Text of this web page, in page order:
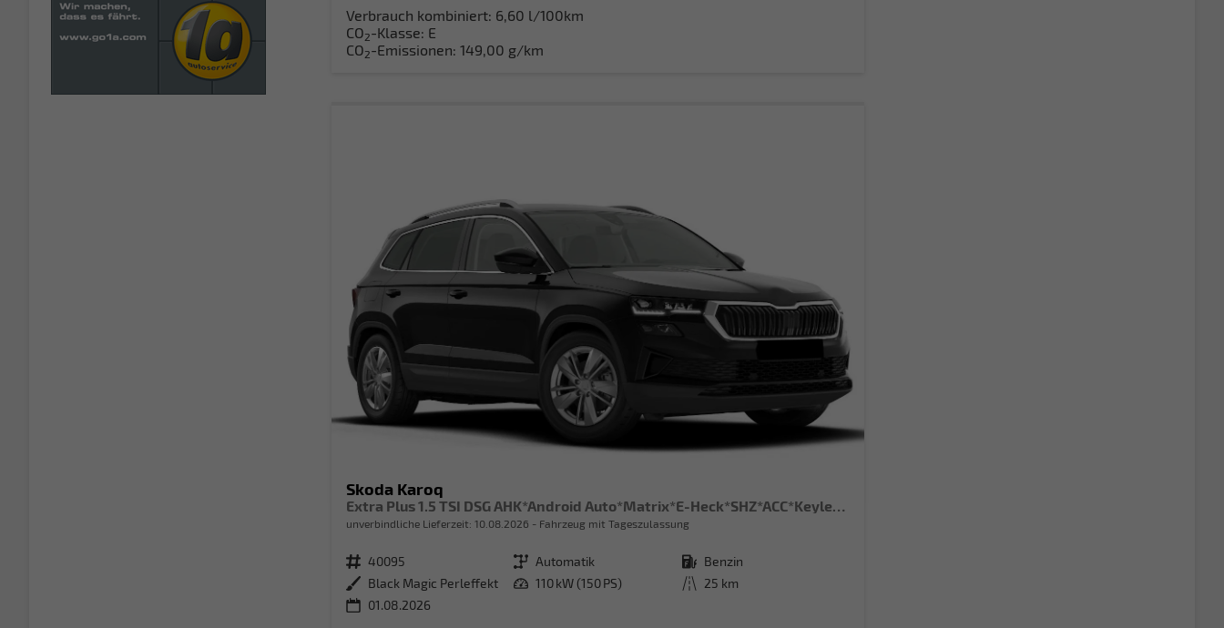
Verbrauch kombiniert: 6,60 l/100km
CO2-Klasse: E
CO2-Emissionen: 149,00 g/km
Skoda Karoq
Extra Plus 1.5 TSI DSG AHK*Android Auto*Matrix*E-Heck*SHZ*ACC*Keyless*Kamera*17" LM* 2Z Klimaauto*SUNSET
unverbindliche Lieferzeit: 10.08.2026 Fahrzeug mit Tageszulassung
Fahrzeugnr. 40095 Getriebe Automatik Kraftstoff Benzin
Außenfarbe Black Magic Perleffekt Leistung 110 kW (150 PS) Kilometerstand 25 km
01.08.2026